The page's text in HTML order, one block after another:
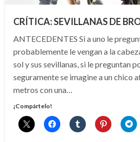
CRÍTICA: SEVILLANAS DE
ANTECEDENTES Si a uno le
probablemente le vengan a la
sol y sus sevillanas, si le preguntan
seguramente se imagine a un chico
metros con una…
¡Compártelo!